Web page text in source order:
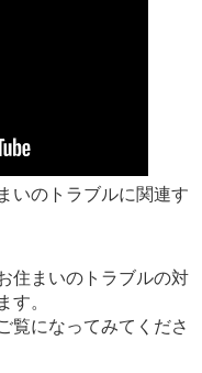
いのトラブルに関連す
住まいのトラブルの対
す。
覧になってみてくださ